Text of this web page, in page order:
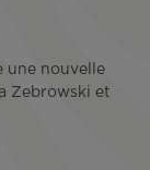
une nouvelle
Zebrowski et